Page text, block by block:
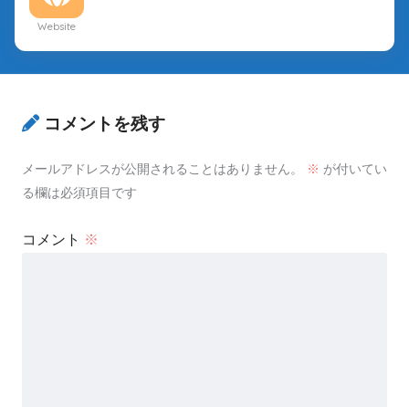
Website
コメントを残す
メールアドレスが公開されることはありません。 ※ が付いてい
る欄は必須項目です
コメント ※